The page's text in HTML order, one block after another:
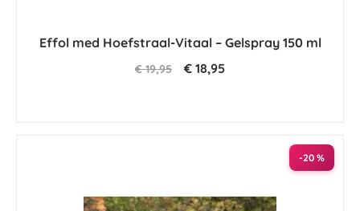
Effol med Hoefstraal-Vitaal – Gelspray 150 ml
€ 19,95 € 18,95
-20 %